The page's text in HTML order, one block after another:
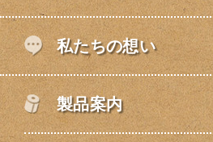
私たちの想い
製品案内